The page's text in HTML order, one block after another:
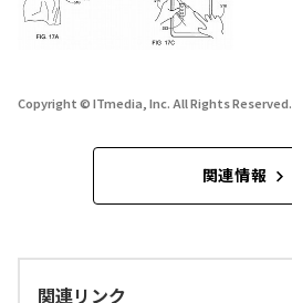
Copyright © ITmedia, Inc. All Rights Reserved.
関連情報
関連リンク